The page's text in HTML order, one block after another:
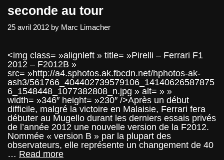
seconde au tour
25 avril 2012 by Marc Limacher
<img class= »alignleft » title= »Pirelli – Ferrari F1
2012 – F2012B »
src= »http://a4.sphotos.ak.fbcdn.net/hphotos-ak-
ash3/561766_404402739579106_14140626587875
6_1548448_1077382808_n.jpg » alt= » »
width= »346″ height= »230″ />Après un début
difficile, malgré la victoire en Malaisie, Ferrari fera
débuter au Mugello durant les derniers essais privés
de l’année 2012 une nouvelle version de la F2012.
Nommée « version B » par la plupart des
observateurs, elle représente un changement de 40
… Read moreF1